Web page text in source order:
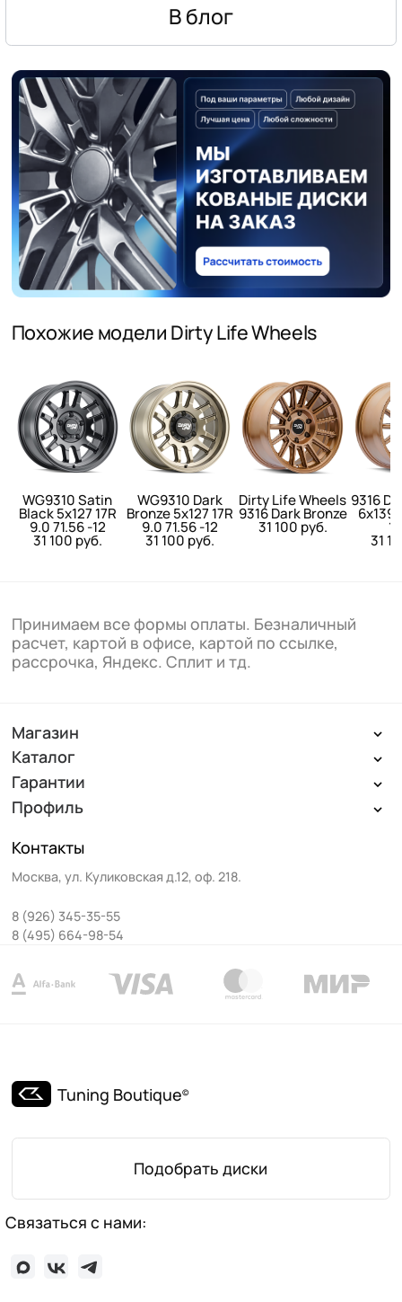
В блог
Похожие модели Dirty Life Wheels
WG9310 Satin
Black 5x127 17R
9.0 71.56 -12
31 100 руб.
WG9310 Dark
Bronze 5x127 17R
9.0 71.56 -12
31 100 руб.
Dirty Life Wheels
9316 Dark Bronze
31 100 руб.
9316
31
Принимаем все формы оплаты. Безналичный
расчет, картой в офисе, картой по ссылке,
рассрочка, Яндекс. Сплит и тд.
Магазин
Каталог
Гарантии
Профиль
Контакты
Москва, ул. Куликовская д.12, оф. 218.
8 (926) 345-35-55
8 (495) 664-98-54
Tuning Boutique©
Подобрать диски
Связаться с нами: